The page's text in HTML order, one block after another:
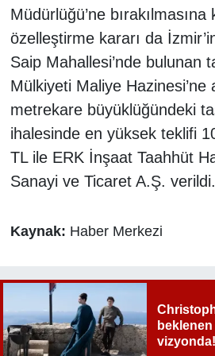
Müdürlüğü’ne
özelleştirme kararı da
Saip Mahallesi’nde bulunan
Mülkiyeti Maliye
metrekare büyüklüğündeki
ihalesinde en yüksek teklifi
TL ile ERK İnşaat Taahhüt
Sanayi ve Ticaret A.Ş. verildi.
Kaynak: Haber Merkezi
vizyonda!